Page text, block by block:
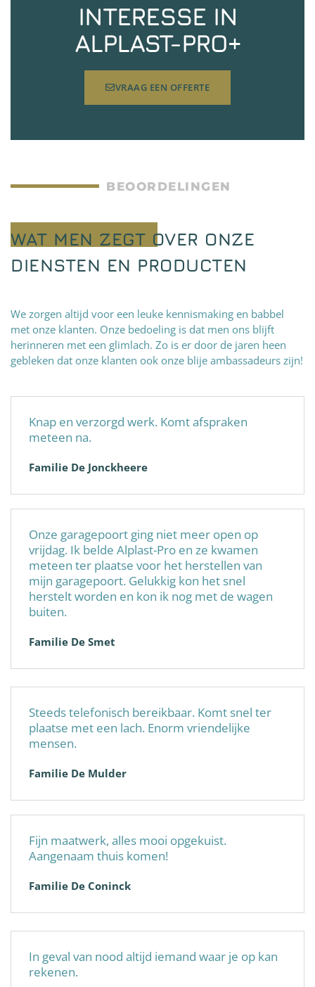
INTERESSE IN
ALPLAST-PRO+
VRAAG EEN OFFERTE
BEOORDELINGEN
WAT MEN ZEGT OVER ONZE
DIENSTEN EN PRODUCTEN
We zorgen altijd voor een leuke kennismaking en babbel
met onze klanten. Onze bedoeling is dat men ons blijft
herinneren met een glimlach. Zo is er door de jaren heen
gebleken dat onze klanten ook onze blije ambassadeurs zijn!
Knap en verzorgd werk. Komt afspraken
meteen na.
Familie De Jonckheere
Onze garagepoort ging niet meer open op
vrijdag. Ik belde Alplast-Pro en ze kwamen
meteen ter plaatse voor het herstellen van
mijn garagepoort. Gelukkig kon het snel
herstelt worden en kon ik nog met de wagen
buiten.
Familie De Smet
Steeds telefonisch bereikbaar. Komt snel ter
plaatse met een lach. Enorm vriendelijke
mensen.
Familie De Mulder
Fijn maatwerk, alles mooi opgekuist.
Aangenaam thuis komen!
Familie De Coninck
In geval van nood altijd iemand waar je op kan
rekenen.